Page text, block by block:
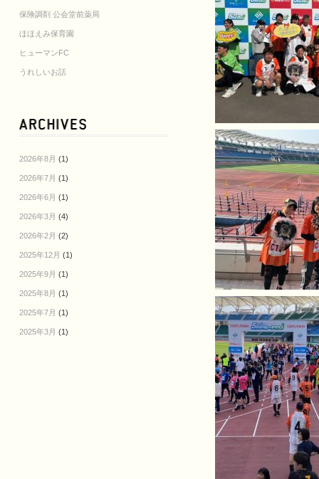
保険調剤 公会堂前薬局
ほほえみ保育園
ヒューマンFC
うれしいお話
2026年8月 (1)
2026年7月 (1)
2026年6月 (1)
2026年3月 (4)
2026年2月 (2)
2025年12月 (1)
2025年9月 (1)
2025年8月 (1)
2025年7月 (1)
2025年3月 (1)